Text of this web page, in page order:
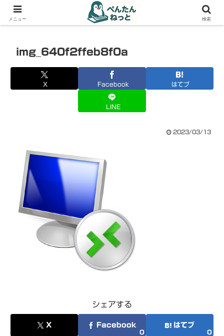
PCやガジェットの備忘録
img_640f2ffeb8f0a
X Facebook はてブ
LINE
2023/03/13
シェアする
X Facebook
0
はてブ
0
メニュー 検索